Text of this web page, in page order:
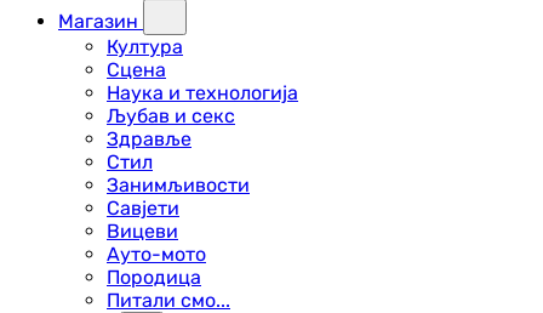
Магазин
Култура
Сцена
Наука и технологија
Љубав и секс
Здравље
Стил
Занимљивости
Савјети
Вицеви
Ауто-мото
Породица
Питали смо...